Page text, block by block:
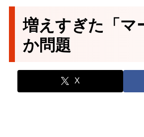
増えすぎた「マ
か問題
X